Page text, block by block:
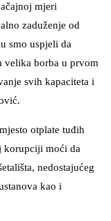
mjeri
zaduženje od
smo uspjeli da
velika borba u prvom
svih kapaciteta i
otplate tuđih
korupciji moći da
nedostajućeg
kao i